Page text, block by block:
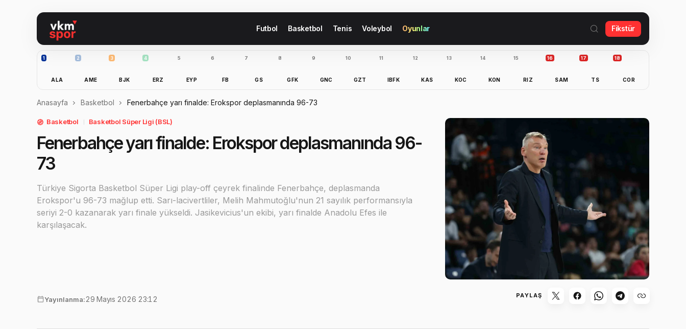
Futbol Basketbol Tenis Voleybol Oyunlar Fikstür
1
ALA
2
AME
3
BJK
4
ERZ
5
EYP
6
FB
7
GS
8
GFK
9
GNC
10
GZT
11
IBFK
12
KAS
13
KOC
14
KON
15
RIZ
16
SAM
17
TS
18
COR
Anasayfa Basketbol Fenerbahçe yarı finalde: Erokspor deplasmanında 96-73
Basketbol Basketbol Süper Ligi (BSL)
Fenerbahçe yarı finalde: Erokspor deplasmanında 96-
73
Türkiye Sigorta Basketbol Süper Ligi play-off çeyrek finalinde Fenerbahçe, deplasmanda
Erokspor'u 96-73 mağlup etti. Sarı-lacivertliler, Melih Mahmutoğlu'nun 21 sayılık performansıyla
seriyi 2-0 kazanarak yarı finale yükseldi. Jasikevicius'un ekibi, yarı finalde Anadolu Efes ile
karşılaşacak.
Yayınlanma:29 Mayıs 2026 23:12 PAYLAŞ